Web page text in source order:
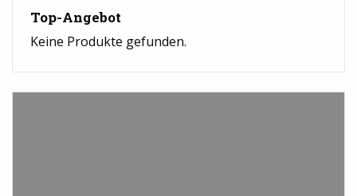
Top-Angebot
Keine Produkte gefunden.